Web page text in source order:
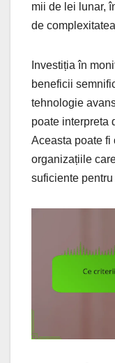
mii de lei lunar,
de
Investiția în
beneficii
tehnologie
poate interpreta
Aceasta poate fi
organizațiile
suficiente